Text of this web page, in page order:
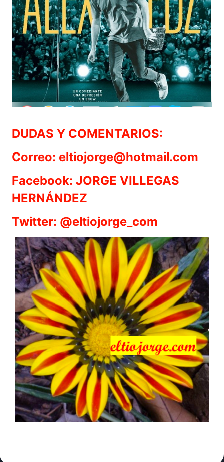
DUDAS Y COMENTARIOS:
Correo: eltiojorge@hotmail.com
Facebook: JORGE VILLEGAS
HERNÁNDEZ
Twitter: @eltiojorge_com